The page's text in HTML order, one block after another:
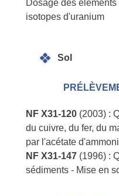
Dosage des
isotopes d'uranium
Sol
NF X31-120 (2003) :
du cuivre, du fer, du
par l'acétate
NF X31-147 (1996) :
sédiments - Mise en